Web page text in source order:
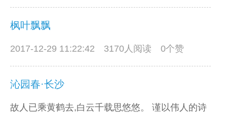
枫叶飘飘
2017-12-29 11:22:42 3170人阅读 0个赞
沁园春·长沙
故人已乘黄鹤去,白云千载思悠悠。 谨以伟人的诗